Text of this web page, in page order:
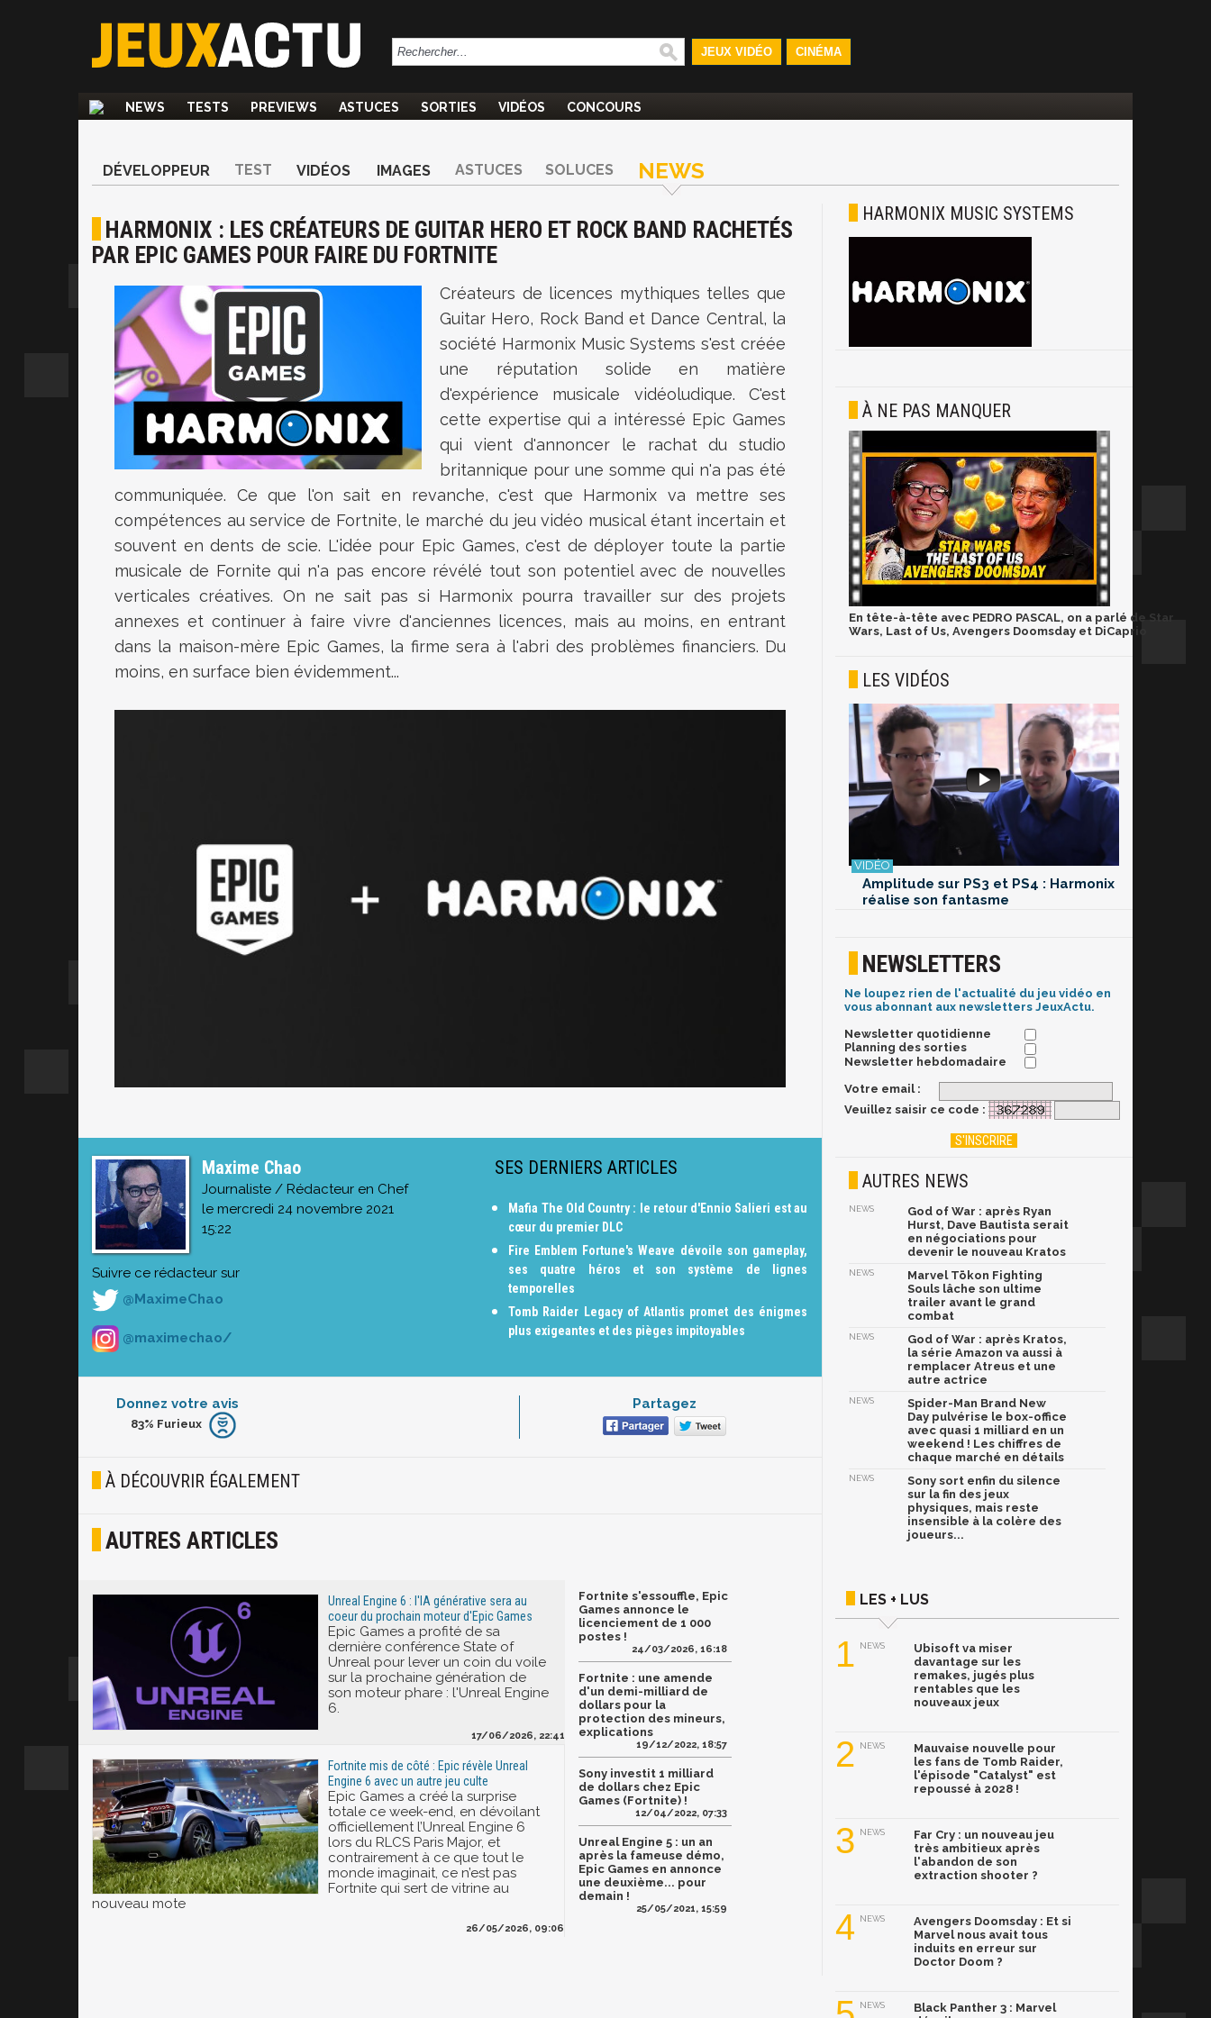
JEUX VIDÉO CINÉMA
NEWS TESTS PREVIEWS ASTUCES SORTIES VIDÉOS CONCOURS
DÉVELOPPEUR TEST VIDÉOS IMAGES ASTUCES SOLUCES NEWS
HARMONIX : LES CRÉATEURS DE GUITAR HERO ET ROCK BAND RACHETÉS
PAR EPIC GAMES POUR FAIRE DU FORTNITE
Créateurs de licences mythiques telles que
Guitar Hero, Rock Band et Dance Central, la
société Harmonix Music Systems s'est créée
une réputation solide en matière
d'expérience musicale vidéoludique. C'est
cette expertise qui a intéressé Epic Games
qui vient d'annoncer le rachat du studio
britannique pour une somme qui n'a pas été
communiquée. Ce que l'on sait en revanche, c'est que Harmonix va mettre ses
compétences au service de Fortnite, le marché du jeu vidéo musical étant incertain et
souvent en dents de scie. L'idée pour Epic Games, c'est de déployer toute la partie
musicale de Fornite qui n'a pas encore révélé tout son potentiel avec de nouvelles
verticales créatives. On ne sait pas si Harmonix pourra travailler sur des projets
annexes et continuer à faire vivre d'anciennes licences, mais au moins, en entrant
dans la maison-mère Epic Games, la firme sera à l'abri des problèmes financiers. Du
moins, en surface bien évidemment...
Maxime Chao
Journaliste / Rédacteur en Chef
le mercredi 24 novembre 2021
15:22
Suivre ce rédacteur sur
@MaximeChao
@maximechao/
SES DERNIERS ARTICLES
Mafia The Old Country : le retour d'Ennio Salieri est au
cœur du premier DLC
Fire Emblem Fortune's Weave dévoile son gameplay,
ses quatre héros et son système de lignes
temporelles
Tomb Raider Legacy of Atlantis promet des énigmes
plus exigeantes et des pièges impitoyables
Donnez votre avis
Furieux
Joyeux
83% Furieux
Partagez
À DÉCOUVRIR ÉGALEMENT
AUTRES ARTICLES
Unreal Engine 6 : l'IA générative sera au
coeur du prochain moteur d'Epic Games
Epic Games a profité de sa
dernière conférence State of
Unreal pour lever un coin du voile
sur la prochaine génération de
son moteur phare : l'Unreal Engine
6.
17/06/2026, 22:41
Fortnite mis de côté : Epic révèle Unreal
Engine 6 avec un autre jeu culte
Epic Games a créé la surprise
totale ce week-end, en dévoilant
officiellement l’Unreal Engine 6
lors du RLCS Paris Major, et
contrairement à ce que tout le
monde imaginait, ce n’est pas
Fortnite qui sert de vitrine au
nouveau mote
26/05/2026, 09:06
Fortnite s'essouffle, Epic
Games annonce le
licenciement de 1 000
postes !
24/03/2026, 16:18
Fortnite : une amende
d'un demi-milliard de
dollars pour la
protection des mineurs,
explications
19/12/2022, 18:57
Sony investit 1 milliard
de dollars chez Epic
Games (Fortnite) !
12/04/2022, 07:33
Unreal Engine 5 : un an
après la fameuse démo,
Epic Games en annonce
une deuxième... pour
demain !
25/05/2021, 15:59
HARMONIX MUSIC SYSTEMS
À NE PAS MANQUER
En tête-à-tête avec PEDRO PASCAL, on a parlé de Star
Wars, Last of Us, Avengers Doomsday et DiCaprio
LES VIDÉOS
Amplitude sur PS3 et PS4 : Harmonix
réalise son fantasme
NEWSLETTERS
Ne loupez rien de l'actualité du jeu vidéo en
vous abonnant aux newsletters JeuxActu.
Newsletter quotidienne
Planning des sorties
Newsletter hebdomadaire
Votre email :
Veuillez saisir ce code :
AUTRES NEWS
NEWS
God of War : après Ryan
Hurst, Dave Bautista serait
en négociations pour
devenir le nouveau Kratos
NEWS
Marvel Tōkon Fighting
Souls lâche son ultime
trailer avant le grand
combat
NEWS
God of War : après Kratos,
la série Amazon va aussi à
remplacer Atreus et une
autre actrice
NEWS
Spider-Man Brand New
Day pulvérise le box-office
avec quasi 1 milliard en un
weekend ! Les chiffres de
chaque marché en détails
NEWS
Sony sort enfin du silence
sur la fin des jeux
physiques, mais reste
insensible à la colère des
joueurs...
LES + LUS
1 NEWS
Ubisoft va miser
davantage sur les
remakes, jugés plus
rentables que les
nouveaux jeux
2 NEWS
Mauvaise nouvelle pour
les fans de Tomb Raider,
l'épisode "Catalyst" est
repoussé à 2028 !
3 NEWS
Far Cry : un nouveau jeu
très ambitieux après
l'abandon de son
extraction shooter ?
4 NEWS
Avengers Doomsday : Et si
Marvel nous avait tous
induits en erreur sur
Doctor Doom ?
NEWS
Black Panther 3 : Marvel